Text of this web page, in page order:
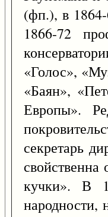
(фп.), в
1866-72
«Голос»,
«Баян»,
Европы».
секретарь
кучки». В
народности,